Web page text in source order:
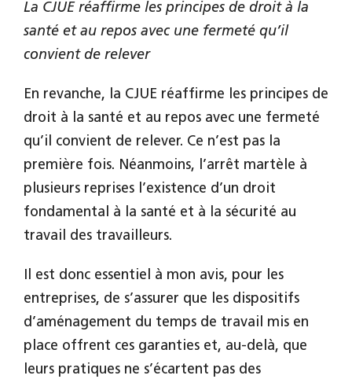
La CJUE réaffirme les principes de droit à la
santé et au repos avec une fermeté qu’il
convient de relever
En revanche, la CJUE réaffirme les principes de
droit à la santé et au repos avec une fermeté
qu’il convient de relever. Ce n’est pas la
première fois. Néanmoins, l’arrêt martèle à
plusieurs reprises l’existence d’un droit
fondamental à la santé et à la sécurité au
travail des travailleurs.
Il est donc essentiel à mon avis, pour les
entreprises, de s’assurer que les dispositifs
d’aménagement du temps de travail mis en
place offrent ces garanties et, au-delà, que
leurs pratiques ne s’écartent pas des